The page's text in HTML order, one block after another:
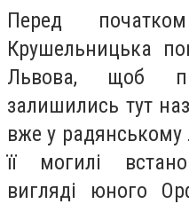
Перед
Крушельницька
Львова, щоб
залишились тут
вже у радянському
її могилі
вигляді юного